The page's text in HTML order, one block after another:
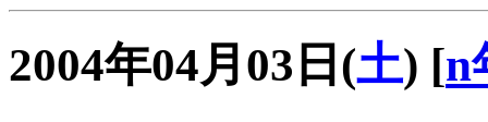
2004年04月03日(土) [n